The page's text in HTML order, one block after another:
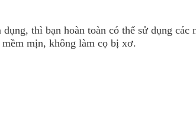
thì bạn hoàn toàn có thể sử dụng các
mịn, không làm cọ bị xơ.